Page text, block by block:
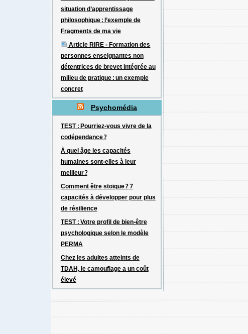
situation d’apprentissage
philosophique : l’exemple de
Fragments de ma vie
Article RIRE - Formation des
personnes enseignantes non
détentrices de brevet intégrée au
milieu de pratique : un exemple
concret
Psychomédia
TEST : Pourriez-vous vivre de la
codépendance ?
À quel âge les capacités
humaines sont-elles à leur
meilleur ?
Comment être stoïque ? 7
capacités à développer pour plus
de résilience
TEST : Votre profil de bien-être
psychologique selon le modèle
PERMA
Chez les adultes atteints de
TDAH, le camouflage a un coût
élevé